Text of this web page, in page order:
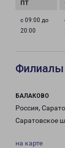
с 09:00 до
20:00
Филиалы
БАЛАКОВО
Россия,
Саратовское
на карте